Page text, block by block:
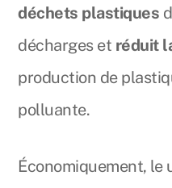
déchets plastiques
décharges et réduit
production de
polluante.
Économiquement, le